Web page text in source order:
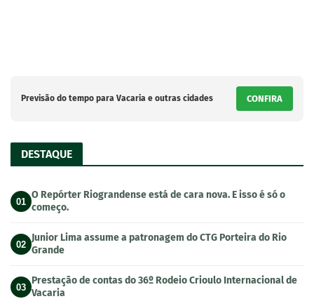
Previsão do tempo para Vacaria e outras cidades CONFIRA
DESTAQUE
01
O Repórter Riograndense está de cara nova. E isso é só o
começo.
02
Junior Lima assume a patronagem do CTG Porteira do Rio
Grande
03
Prestação de contas do 36º Rodeio Crioulo Internacional de
Vacaria